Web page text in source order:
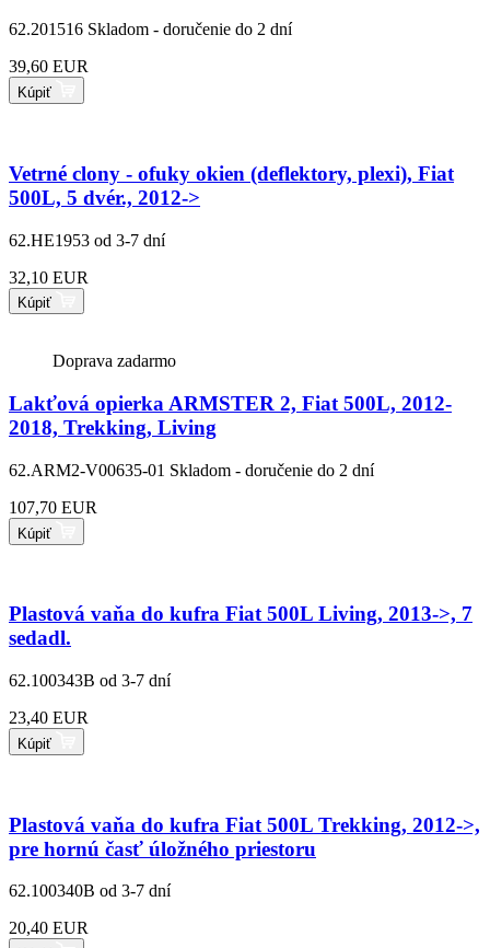
62.201516 Skladom - doručenie do 2 dní
39,60 EUR
Kúpiť
Vetrné clony - ofuky okien (deflektory, plexi), Fiat
500L, 5 dvér., 2012->
62.HE1953 od 3-7 dní
32,10 EUR
Kúpiť
Doprava zadarmo
Lakťová opierka ARMSTER 2, Fiat 500L, 2012-
2018, Trekking, Living
62.ARM2-V00635-01 Skladom - doručenie do 2 dní
107,70 EUR
Kúpiť
Plastová vaňa do kufra Fiat 500L Living, 2013->, 7
sedadl.
62.100343B od 3-7 dní
23,40 EUR
Kúpiť
Plastová vaňa do kufra Fiat 500L Trekking, 2012->,
pre hornú časť úložného priestoru
62.100340B od 3-7 dní
20,40 EUR